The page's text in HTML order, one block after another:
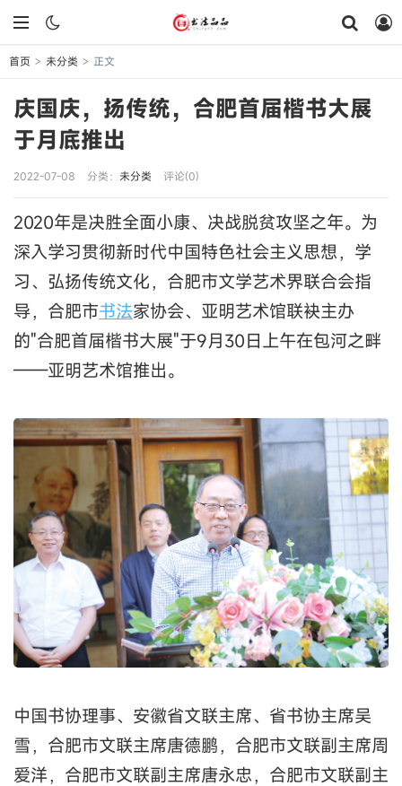
首页 > 未分类 > 正文
庆国庆，扬传统，合肥首届楷书大展
于月底推出
2022-07-08 分类： 未分类 评论(0)
2020年是决胜全面小康、决战脱贫攻坚之年。为
深入学习贯彻新时代中国特色社会主义思想，学
习、弘扬传统文化，合肥市文学艺术界联合会指
导，合肥市书法家协会、亚明艺术馆联袂主办
的"合肥首届楷书大展"于9月30日上午在包河之畔
——亚明艺术馆推出。
中国书协理事、安徽省文联主席、省书协主席吴
雪，合肥市文联主席唐德鹏，合肥市文联副主席周
爱洋，合肥市文联副主席唐永忠，合肥市文联副主